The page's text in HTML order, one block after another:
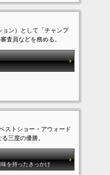
ョン）として「チャンプ
査員などを務める。
ストショー・アウォード
三度の優勝。
を持ったきっかけ